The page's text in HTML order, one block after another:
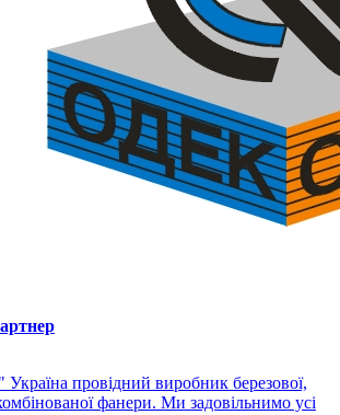
провідний виробник березової,
фанери. Ми задовільнимо усі